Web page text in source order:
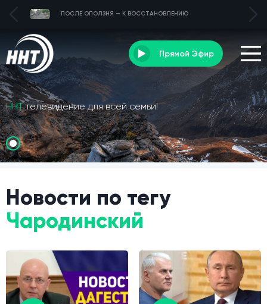
ПОСЛЕ ОПОЛЗНЯ — К ВОССТАНОВЛЕНИЮ
Прямой Эфир
ННТтелевидение для всей семьи!
Новости по тегу
Чародинский